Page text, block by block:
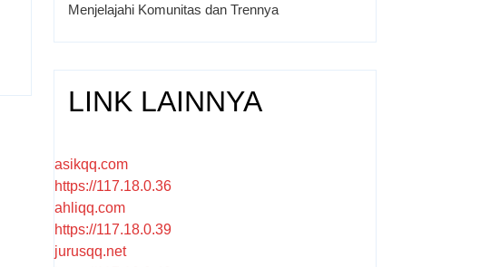
Menjelajahi Komunitas dan Trennya
LINK LAINNYA
asikqq.com
https://117.18.0.36
ahliqq.com
https://117.18.0.39
jurusqq.net